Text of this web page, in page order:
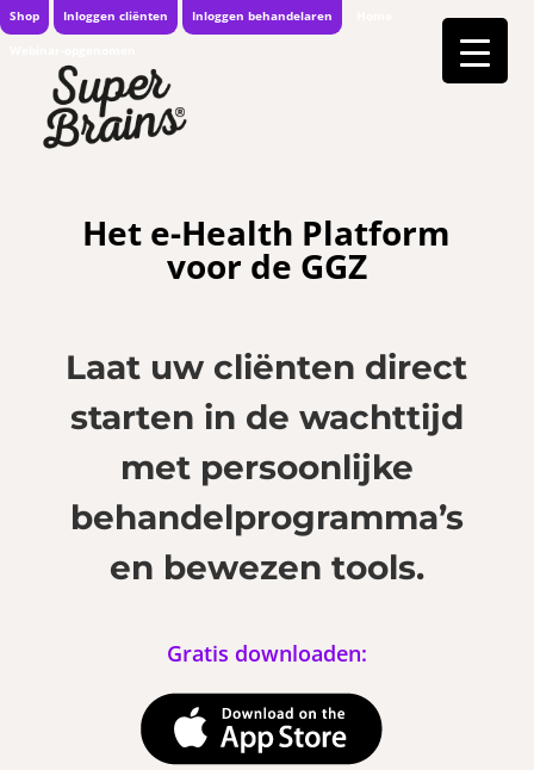
Shop Inloggen cliënten Inloggen behandelaren
Het e-Health Platform
voor de GGZ
Laat uw cliënten direct
starten in de wachttijd
met persoonlijke
behandelprogramma’s
en bewezen tools.
Gratis downloaden: